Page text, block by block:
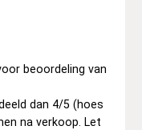
beoordeling van
dan 4/5 (hoes
na verkoop. Let